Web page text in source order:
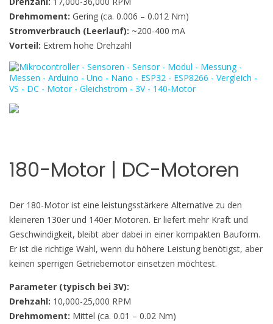
Drehmoment: Gering (ca. 0.006 – 0.012 Nm)
Stromverbrauch (Leerlauf): ~200-400 mA
Vorteil: Extrem hohe Drehzahl
180-Motor | DC-Motoren
Der 180-Motor ist eine leistungsstärkere Alternative zu den
kleineren 130er und 140er Motoren. Er liefert mehr Kraft und
Geschwindigkeit, bleibt aber dabei in einer kompakten Bauform.
Er ist die richtige Wahl, wenn du höhere Leistung benötigst, aber
keinen sperrigen Getriebemotor einsetzen möchtest.
Parameter (typisch bei 3V):
Drehzahl: 10,000-25,000 RPM
Drehmoment: Mittel (ca. 0.01 – 0.02 Nm)